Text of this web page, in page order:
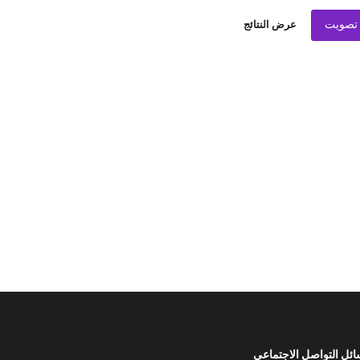
تصويت عرض النتائج
التواصل الاجتماعي